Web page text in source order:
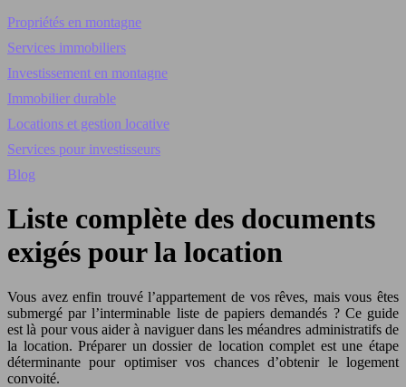
Propriétés en montagne
Services immobiliers
Investissement en montagne
Immobilier durable
Locations et gestion locative
Services pour investisseurs
Blog
Liste complète des documents
exigés pour la location
Vous avez enfin trouvé l’appartement de vos rêves, mais vous êtes
submergé par l’interminable liste de papiers demandés ? Ce guide
est là pour vous aider à naviguer dans les méandres administratifs de
la location. Préparer un dossier de location complet est une étape
déterminante pour optimiser vos chances d’obtenir le logement
convoité.